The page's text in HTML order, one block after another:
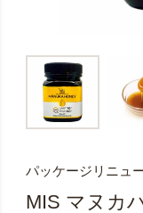
パッケージリニュ
MIS マヌカ